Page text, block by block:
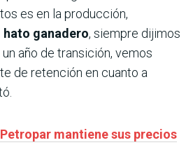
es en la producción,
hato ganadero, siempre dijimos
año de transición, vemos
de retención en cuanto a
mantiene sus precios